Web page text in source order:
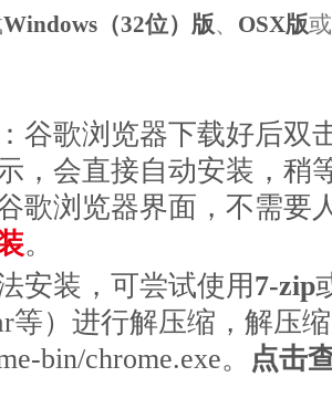
Windows（32位）版、 OSX版或
谷歌浏览器下载好后双
，会直接自动安装，稍
歌浏览器界面，不需要
。
安装，可尝试使用7-zip
等）进行解压缩，解压
bin/chrome.exe。
点击